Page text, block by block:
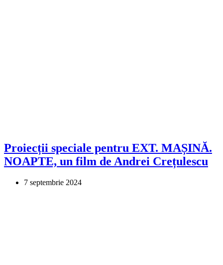
Proiecții speciale pentru EXT. MAȘINĂ.
NOAPTE, un film de Andrei Crețulescu
7 septembrie 2024